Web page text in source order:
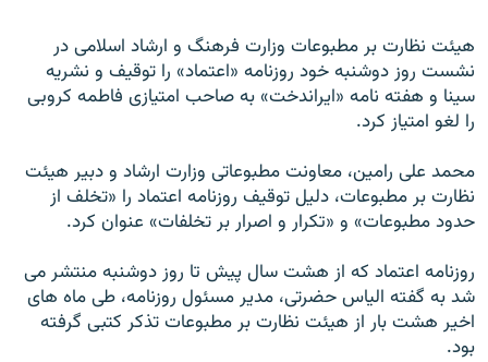
هيئت نظارت بر مطبوعات وزارت فرهنگ و ارشاد اسلامى در
نشست روز دوشنبه خود روزنامه «اعتماد» را توقيف و نشریه
سینا و هفته نامه «ايراندخت» به صاحب امتيازى فاطمه كروبى
را لغو امتياز كرد.
محمد على رامين، معاونت مطبوعاتى وزارت ارشاد و دبير هيئت
نظارت بر مطبوعات، دليل توقيف روزنامه اعتماد را «تخلف از
حدود مطبوعات» و «تكرار و اصرار بر تخلفات» عنوان كرد.
روزنامه اعتماد كه از هشت سال پیش تا روز دوشنبه منتشر مى
شد به گفته الياس حضرتى، مدير مسئول روزنامه، طى ماه هاى
اخير هشت بار از هيئت نظارت بر مطبوعات تذكر كتبى گرفته
بود.